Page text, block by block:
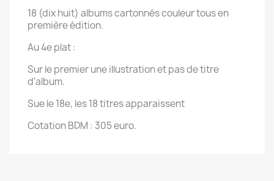
18 (dix huit) albums cartonnés couleur tous en
première édition.
Au 4e plat :
Sur le premier une illustration et pas de titre
d'album.
Sue le 18e, les 18 titres apparaissent
Cotation BDM : 305 euro.